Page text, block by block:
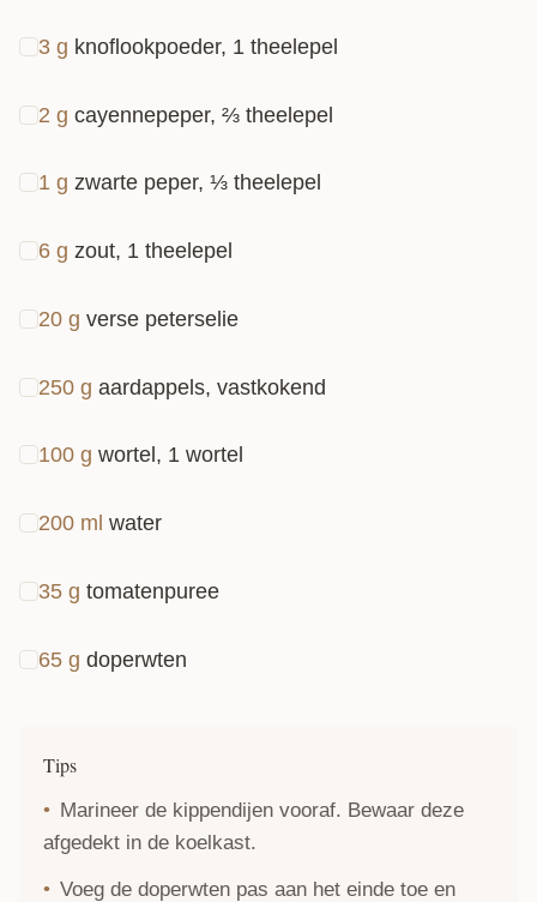
3 g knoflookpoeder, 1 theelepel
2 g cayennepeper, ⅔ theelepel
1 g zwarte peper, ⅓ theelepel
6 g zout, 1 theelepel
20 g verse peterselie
250 g aardappels, vastkokend
100 g wortel, 1 wortel
200 ml water
35 g tomatenpuree
65 g doperwten
Tips
Marineer de kippendijen vooraf. Bewaar deze
afgedekt in de koelkast.
Voeg de doperwten pas aan het einde toe en